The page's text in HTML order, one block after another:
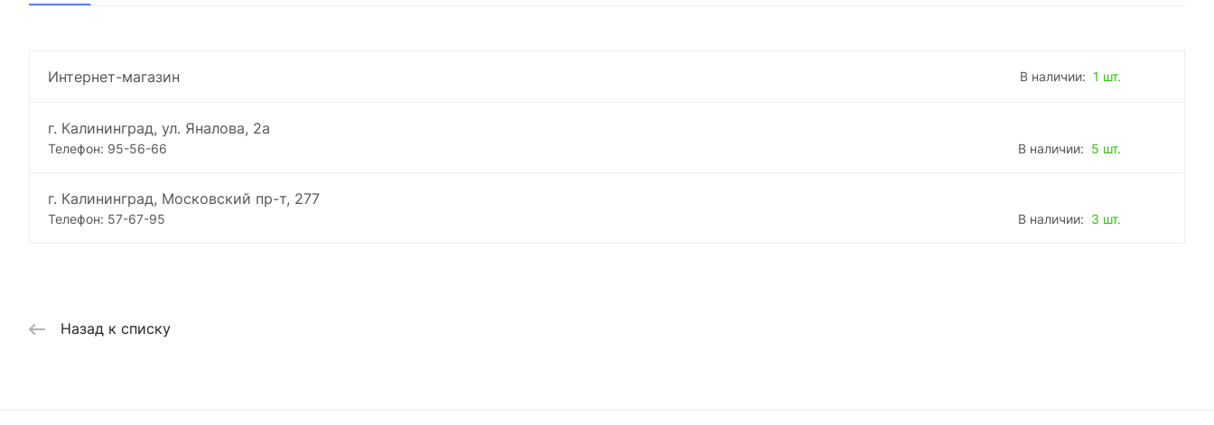
Интернет-магазин В наличии: 1 шт.
г. Калининград, ул. Яналова, 2а
Телефон: 95-56-66 В наличии: 5 шт.
г. Калининград, Московский пр-т, 277
Телефон: 57-67-95 В наличии: 3 шт.
Назад к списку